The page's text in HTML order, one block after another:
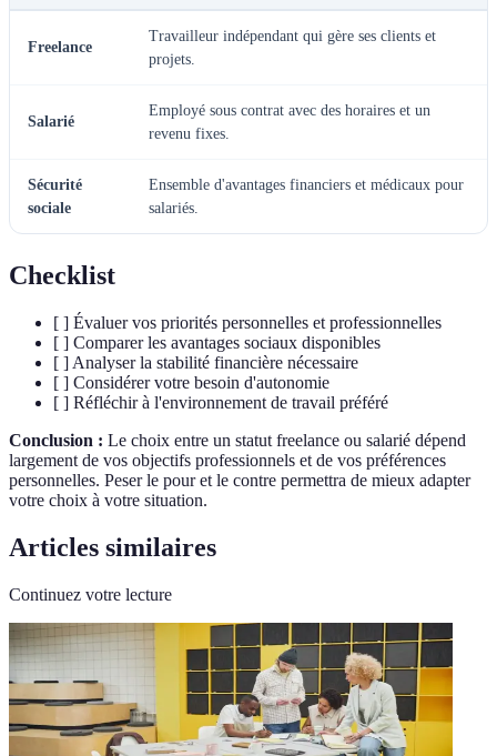
Freelance
Travailleur indépendant qui gère ses clients et
projets.
Salarié
Employé sous contrat avec des horaires et un
revenu fixes.
Sécurité
sociale
Ensemble d'avantages financiers et médicaux pour
salariés.
Checklist
[ ] Évaluer vos priorités personnelles et professionnelles
[ ] Comparer les avantages sociaux disponibles
[ ] Analyser la stabilité financière nécessaire
[ ] Considérer votre besoin d'autonomie
[ ] Réfléchir à l'environnement de travail préféré
Conclusion : Le choix entre un statut freelance ou salarié dépend
largement de vos objectifs professionnels et de vos préférences
personnelles. Peser le pour et le contre permettra de mieux adapter
votre choix à votre situation.
Articles similaires
Continuez votre lecture